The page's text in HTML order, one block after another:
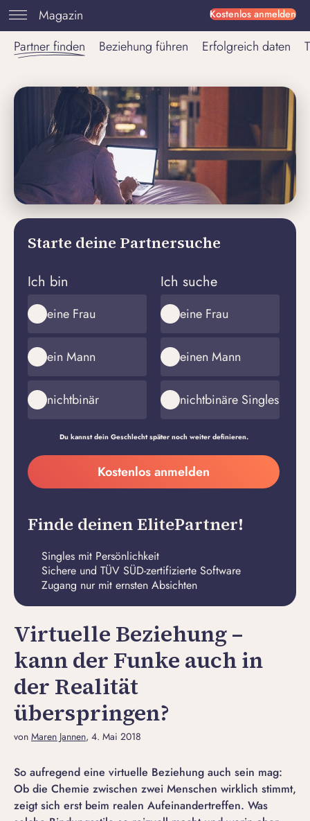
Kostenlos anmelden
Magazin
Partner finden
Beziehung führen Erfolgreich daten
Starte deine Partnersuche
Ich bin
eine Frau
ein Mann
nichtbinär
Ich suche
eine Frau
einen Mann
nichtbinäre Singles
Du kannst dein Geschlecht später noch weiter definieren.
Meine
E-
Adresse
erstellen
Kostenlos anmelden
Finde deinen ElitePartner!
Singles mit Persönlichkeit
Sichere und TÜV SÜD-zertifizierte Software
Zugang nur mit ernsten Absichten
Virtuelle Beziehung –
kann der Funke auch in
der Realität
überspringen?
von Maren Jannen, 4. Mai 2018
So aufregend eine virtuelle Beziehung auch sein mag:
Ob die Chemie zwischen zwei Menschen wirklich stimmt,
zeigt sich erst beim realen Aufeinandertreffen. Was